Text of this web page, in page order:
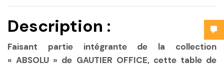
Description :
Faisant partie intégrante de la collection
« ABSOLU » de GAUTIER OFFICE, cette table de